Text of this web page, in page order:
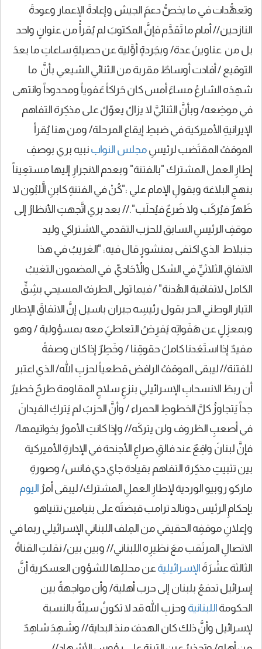
وتعهُّدات في ما يخصُّ دعمَ الجيش وإعادةَ الإعمار وعودةَ
النازحين// أمام ما تَقدَّم فإنَّ المكتوبَ لم يُقرأْ من عنوانٍ واحد
بل من عناوينَ عدة/ وبجَردةٍ أوَّلية عن حصيلةِ ساعاتِ ما بعدَ
التوقيع / أفادت أوساطٌ مقربة من الثنائي الشيعي بأنَّ ما
شهِدَه الشارعُ مساءَ أمس كان حَراكاً عَفوياً ومحدوداً وانتهى
في موضِعه/ وبأنَّ الثنائيَّ لا يزالُ يعوّلُ على مذكِرة التفاهم
الإيرانيةِ الأميركية في ضبطِ إيقاع المرحلة/ ومن هنا يُقرأ
الموقفُ المقتَضب لرئيسِ مجلس النواب نبيه بري بوصفِ
إطارِ العمل المشترك "بالفتنة" وبعدم الانجرارِ إليها مستعِيناً
بنهجِ البلاغة وبقولِ الإمام علي :"كُنْ في الفتنةِ كابنِ الَّلبُون لا
ظَهرٌ فيُركَب ولا ضَرعٌ فيُحلَب".// بعد بري اتَّجهتِ الأنظارُ إلى
موقفِ الرئيسِ السابق للحزب التقدمي الاشتراكي وليد
جنبلاط الذي اكتفى بمنشورٍ قال فيه: "الغريبُ في هذا
الاتفاقِ الثلاثيِّ في الشكل والأُحَاديِّ في المضمون التغيبُ
الكامل لاتفاقية الهُدنة" / فيما تولى الطرفُ المسيحي بشِقِّ
التيار الوطني الحر بقول رئيسِه جبران باسيل إنَّ الاتفاقَ الإطار
وبمعزِلٍ عن هَفَواتِه يَفرِضُ التعاطيَ معه بمسؤولية / وهو
مفيدٌ إذا استَعَدنا كاملَ حقوقِنا / وخَطِرٌ إذا كان وصفةً
للفتنة// ليبقى الموقفُ الرافض قطعياً لحزبِ الله/ الذي اعتبر
أن ربطَ الانسحابِ الإسرائيلي بنزعِ سلاحِ المقاومة طرحٌ خطيرٌ
جداً يَتجاوزُ كلَّ الخطوطِ الحمراء / وأنَّ الحزبَ لم يَتركِ المَيدانَ
في أصعبِ الظروف ولن يتركَه// وإذا كانتِ الأمورُ بخواتيمها/
فإنَّ لبنانَ واقِعٌ عند فالقِ صراعِ الأجنحة في الإدارةِ الأميركية
بين تثبيتِ مذكِرة التفاهم بقيادة جاي دي فانس/ وصورةِ
ماركو روبيو الوردية لإطارِ العملِ المشترك/ ليبقى أمرُ اليوم
بإحكامِ الرئيس دونالد ترامب قبضتَه على بنيامين نتنياهو
وإعلانِ موقفِه الحقيقي من المِلف اللبناني الإسرائيلي ربما في
الاتصالِ المرتَقب معَ نظيرِه اللبناني// وبين بين/ نقلتِ القناةُ
الثالثة عشْرَةَ الإسرائيلية عن محللِها للشؤون العسكرية أنَّ
إسرائيل تدفعُ بلبنان إلى حرب أهلية/ وأن مواجهةً بين
الحكومة اللبنانية وحزبِ الله قد لا تكونُ سيئةً بالنسبة
لإسرائيل وأنَّ ذلك كان الهدفَ منذ البداية// وشَهِدَ شاهِدٌ